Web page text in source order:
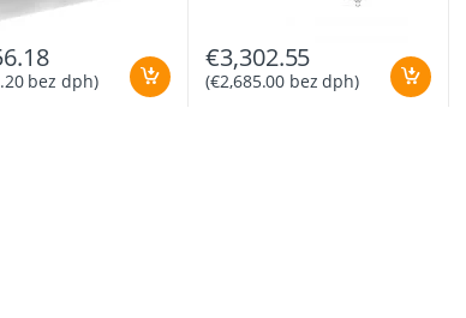
bez dph)
€3,302.55
(€2,685.00 bez dph)